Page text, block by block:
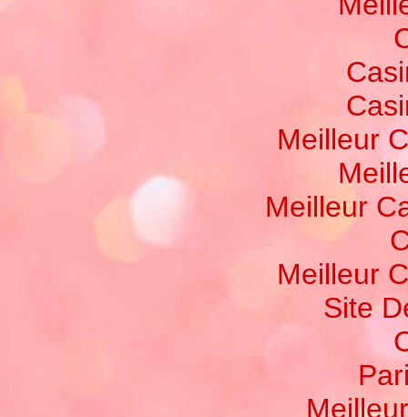
Meilleur
Meilleur
Meilleur
Site